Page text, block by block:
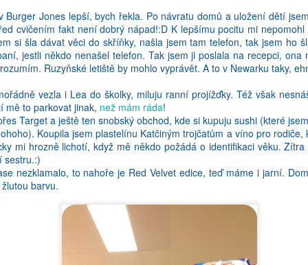
Burger Jones lepší, bych řekla. Po návratu domů a uložení dětí
cvičením fakt není dobrý nápad!:D K lepšímu pocitu mi
si šla dávat věci do skříňky, našla jsem tam telefon, tak jsem ho
jestli někdo nenašel telefon. Tak jsem ji poslala na recepci, ona
Ruzyňské letiště by mohlo vyprávět. A to v Newarku taky,
vezla i Lea do školky, miluju ranní projížďky. Též však
mě to parkovat jinak, než mám ráda!
Target a ještě ten snobský obchod, kde si kupuju sushi (které
Koupila jsem plastelínu Katčiným trojčatům a víno pro rodiče,
mi hrozně lichotí, když mě někdo požádá o identifikaci věku.
sestru.:)
nezklamalo, to nahoře je Red Velvet edice, teď máme i jarní.
barvu.